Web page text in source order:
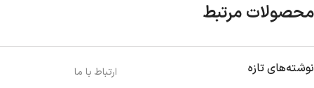
محصولات مرتبط
نوشته‌های تازه
ارتباط با ما